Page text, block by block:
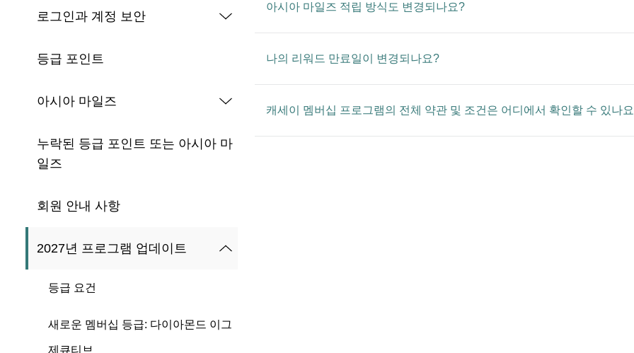
로그인과 계정 보안
등급 포인트
아시아 마일즈
누락된 등급 포인트 또는 아시아 마
일즈
회원 안내 사항
2027년 프로그램 업데이트
등급 요건
새로운 멤버십 등급: 다이아몬드 이그
제큐티브
아시아 마일즈 적립 방식도 변경되나요?
나의 리워드 만료일이 변경되나요?
캐세이 멤버십 프로그램의 전체 약관 및 조건은 어디에서 확인할 수 있나